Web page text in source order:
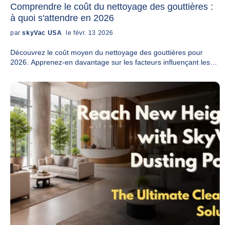
Comprendre le coût du nettoyage des gouttières :
à quoi s'attendre en 2026
parskyVac USA le févr. 13 2026
Découvrez le coût moyen du nettoyage des gouttières pour
2026. Apprenez-en davantage sur les facteurs influençant les